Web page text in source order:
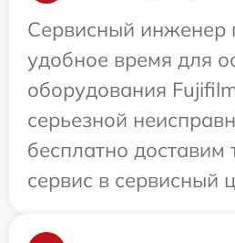
Сервисный инженер
удобное время для
оборудования
серьезной
бесплатно доставим
сервис в сервисный